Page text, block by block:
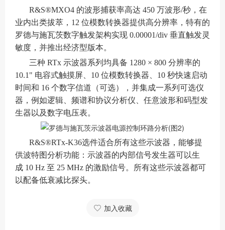
R&S®MXO4 的波形捕获率高达 450 万波形/秒，在
业内出类拔萃，12 位模数转换器提供高分辨率，特有的
罗德与施瓦茨数字触发架构实现 0.00001/div 垂直触发灵
敏度，并推出经济型版本。
三种 RTx 示波器系列均具备 1280 × 800 分辨率的
10.1" 电容式触摸屏、10 位模数转换器、10 秒快速启动
时间和 16 个数字信道（可选），并集成一系列可选仪
器，例如逻辑、频谱和协议分析仪、任意波形和码型发
生器以及数字电压表。
R&S®RTx-K36选件适合所有这些示波器，能够提
供波特图分析功能：示波器的内部信号发生器可以生
成 10 Hz 至 25 MHz 的激励信号。所有这些示波器都可
以配备低衰减比探头。
加入收藏